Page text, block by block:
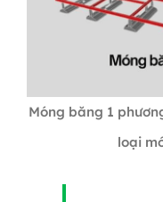
Móng băng 1
loại